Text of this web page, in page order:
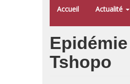
Accueil Actualité
Tshopo